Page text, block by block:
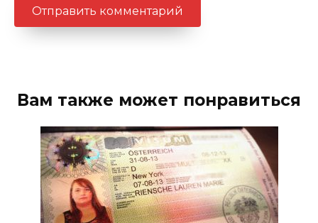
Вам также может понравиться